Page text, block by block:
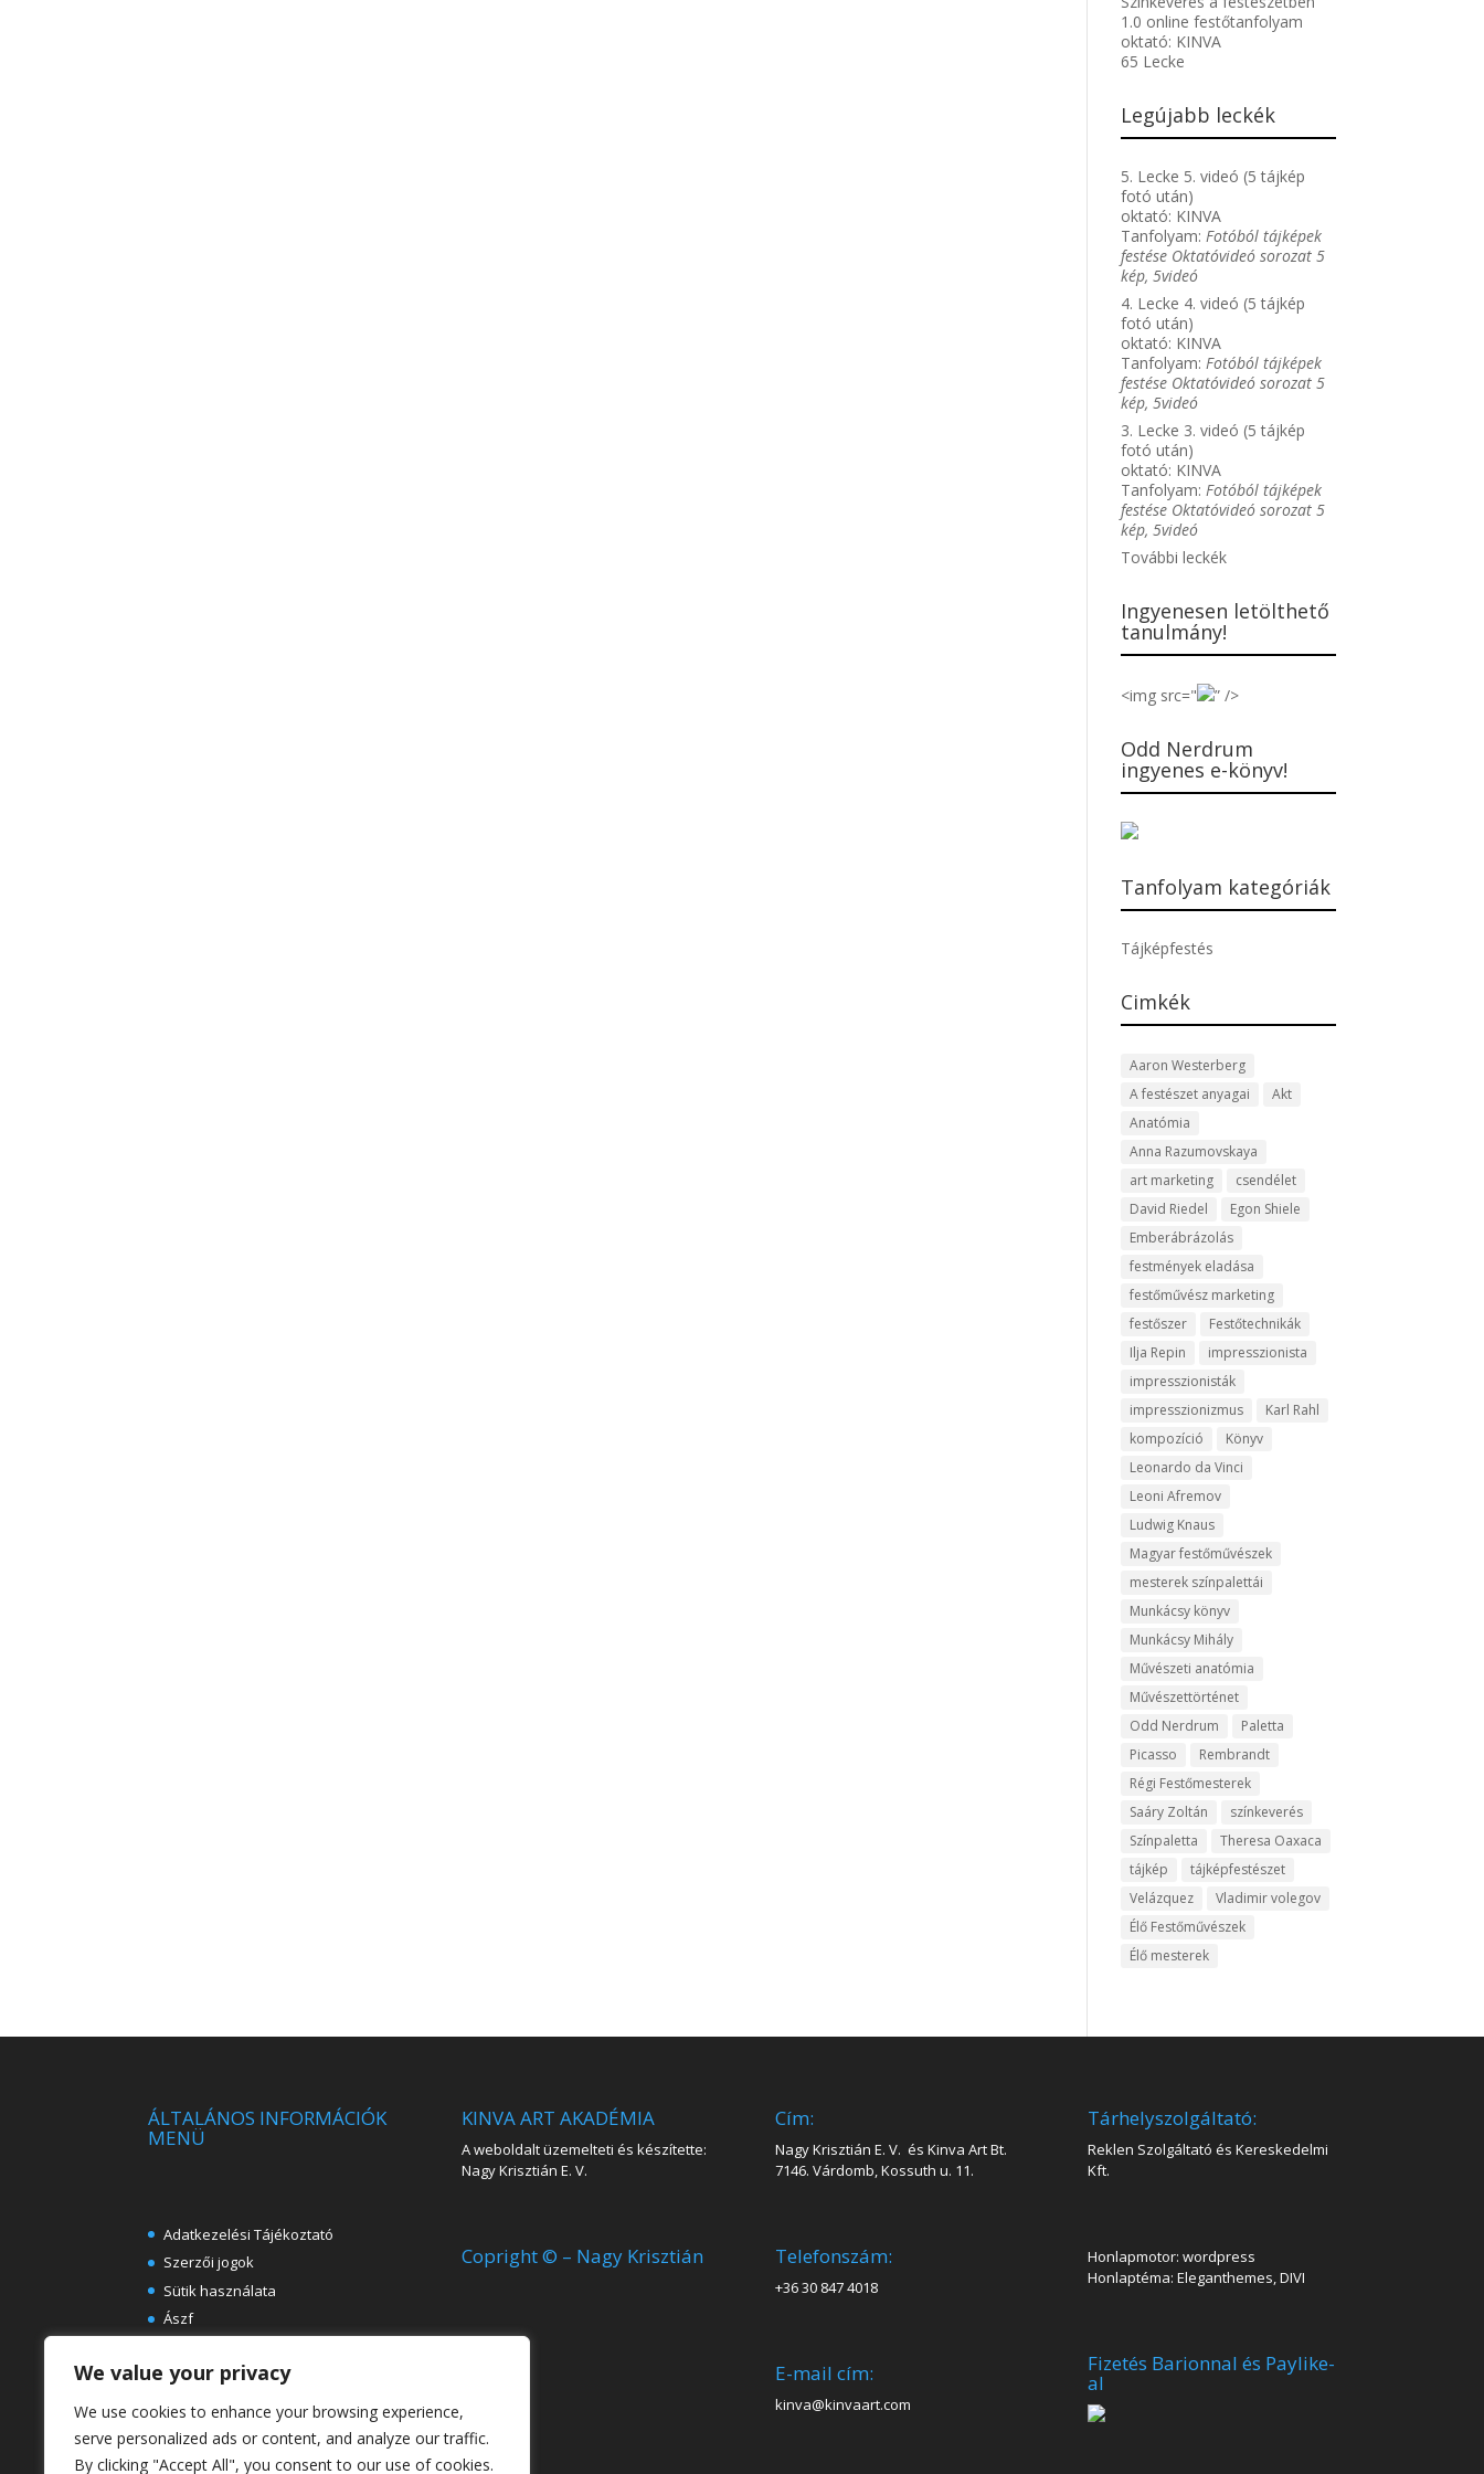
We value your privacy
We use cookies to enhance your browsing experience,
serve personalized ads or content, and analyze our traffic.
By clicking "Accept All", you consent to our use of cookies.
1.0 online festőtanfolyam
oktató: KINVA
65 Lecke
Legújabb leckék
5. Lecke 5. videó (5 tájkép
fotó után)
oktató: KINVA
Tanfolyam:Fotóból tájképek
festése Oktatóvideó sorozat 5
kép, 5videó
4. Lecke 4. videó (5 tájkép
fotó után)
oktató: KINVA
Tanfolyam:Fotóból tájképek
festése Oktatóvideó sorozat 5
kép, 5videó
3. Lecke 3. videó (5 tájkép
fotó után)
oktató: KINVA
Tanfolyam:Fotóból tájképek
festése Oktatóvideó sorozat 5
kép, 5videó
További leckék
Ingyenesen letölthető
tanulmány!
<img src=" ” />
Odd Nerdrum
ingyenes e-könyv!
Tanfolyam kategóriák
Tájképfestés
Cimkék
Aaron Westerberg
A festészet anyagai
Akt
Anatómia
Anna Razumovskaya
art marketing
csendélet
David Riedel
Egon Shiele
Emberábrázolás
festmények eladása
festőművész marketing
festőszer
Festőtechnikák
Ilja Repin
impresszionista
impresszionisták
impresszionizmus
Karl Rahl
kompozíció
Könyv
Leonardo da Vinci
Leoni Afremov
Ludwig Knaus
Magyar festőművészek
mesterek színpalettái
Munkácsy könyv
Munkácsy Mihály
Művészeti anatómia
Művészettörténet
Odd Nerdrum
Paletta
Picasso
Rembrandt
Régi Festőmesterek
Saáry Zoltán
színkeverés
Színpaletta
Theresa Oaxaca
tájkép
tájképfestészet
Velázquez
Vladimir volegov
Élő Festőművészek
Élő mesterek
ÁLTALÁNOS INFORMÁCIÓK
MENÜ
Adatkezelési Tájékoztató
Szerzői jogok
Sütik használata
Ászf
Ingyenes e-könyvek festészeti
Rólunk
KINVA ART AKADÉMIA
A weboldalt üzemelteti és készítette:
Nagy Krisztián E. V.
Copright © – Nagy Krisztián
Cím:
Nagy Krisztián E. V. és Kinva Art Bt.
7146. Várdomb, Kossuth u. 11.
Telefonszám:
+36 30 847 4018
E-mail cím:
kinva@kinvaart.com
Tárhelyszolgáltató:
Reklen Szolgáltató és Kereskedelmi
Kft.
Honlapmotor: wordpress
Honlaptéma: Eleganthemes, DIVI
Fizetés Barionnal és Paylike-
al